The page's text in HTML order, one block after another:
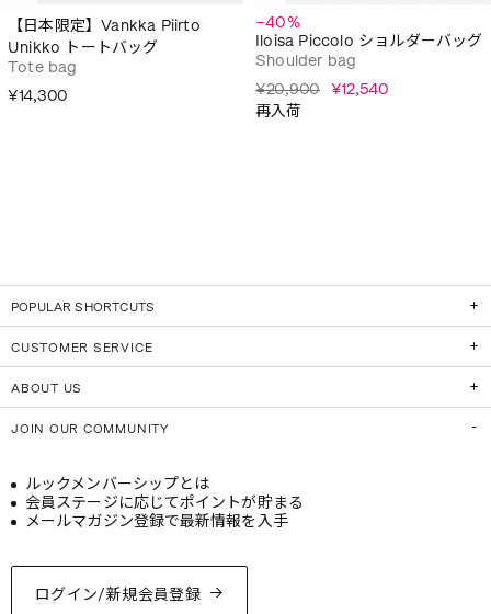
【日本限定】Vankka Piirto
Unikko トートバッグ
Tote bag
¥14,300
−40%
Iloisa Piccolo ショルダーバッグ
Shoulder bag
¥20,900 ¥12,540
再入荷
POPULAR SHORTCUTS
CUSTOMER SERVICE
ABOUT US
JOIN OUR COMMUNITY
ログイン/新規会員登録
ルックメンバーシップとは
会員ステージに応じてポイントが貯まる
メールマガジン登録で最新情報を入手